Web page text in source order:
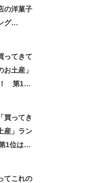
の洋菓子
グ
ってきて
土産」
第1位
買ってき
産」ラン
1位は
てこれの